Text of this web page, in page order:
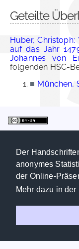
Der
anonymes
der Online-
Mehr dazu in der
Geteilte
Huber, Christoph:
auf das Jahr
Johannes von
folgenden HSC-
■ München,